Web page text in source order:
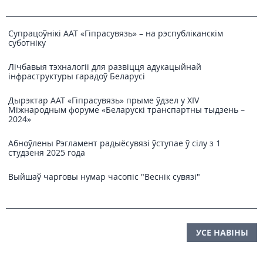
Супрацоўнікі ААТ «Гіпрасувязь» – на рэспубліканскім
суботніку
Лічбавыя тэхналогіі для развіцця адукацыйнай
інфраструктуры гарадоў Беларусі
Дырэктар ААТ «Гіпрасувязь» прыме ўдзел у XIV
Міжнародным форуме «Беларускі транспартны тыдзень –
2024»
Абноўлены Рэгламент радыёсувязі ўступае ў сілу з 1
студзеня 2025 года
Выйшаў чарговы нумар часопіс "Веснiк сувязi"
УСЕ НАВІНЫ